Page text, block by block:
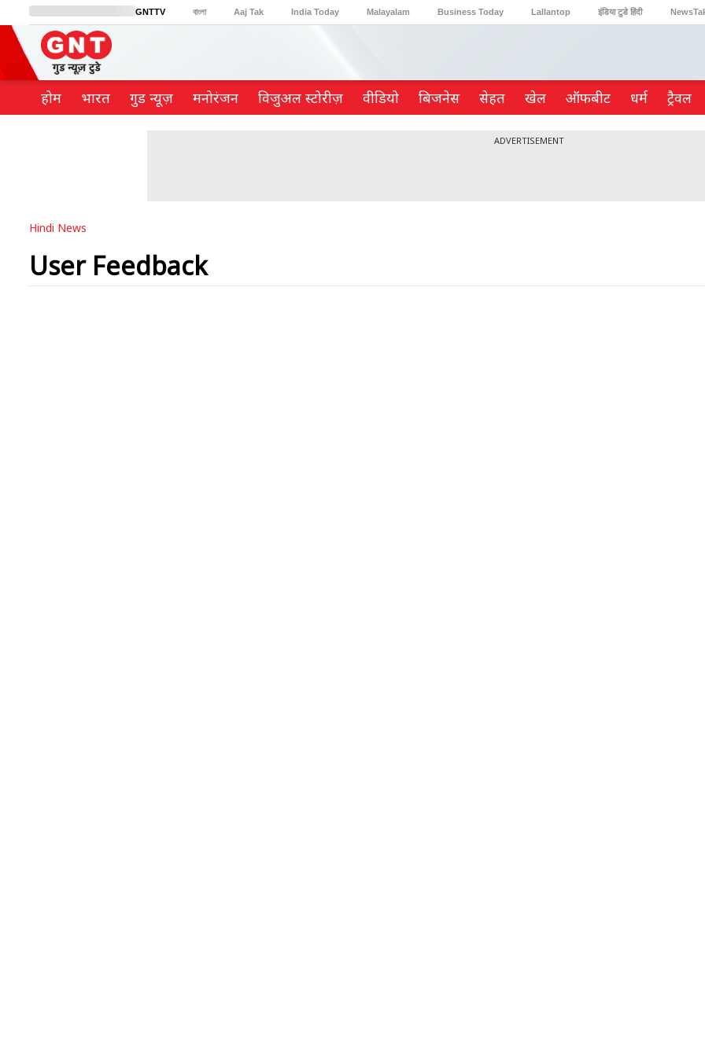
GNTTV বাংলা Aaj Tak India Today Malayalam Business Today Lallantop इंडिया टुडे हिंदी
BT Bazaar Cosmopolitan
होम भारत गुड न्यूज़ मनोरंजन विजुअल स्टोरीज़ वीडियो ब‍िजनेस सेहत खेल ऑफबीट धर्म ट्रैवल
ADVERTISEMENT
Hindi News
User Feedback